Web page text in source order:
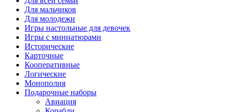
Для мальчиков
Для молодежи
Игры настольные для девочек
Игры с миниатюрами
Исторические
Карточные
Кооперативные
Логические
Монополия
Подарочные наборы
Авиация